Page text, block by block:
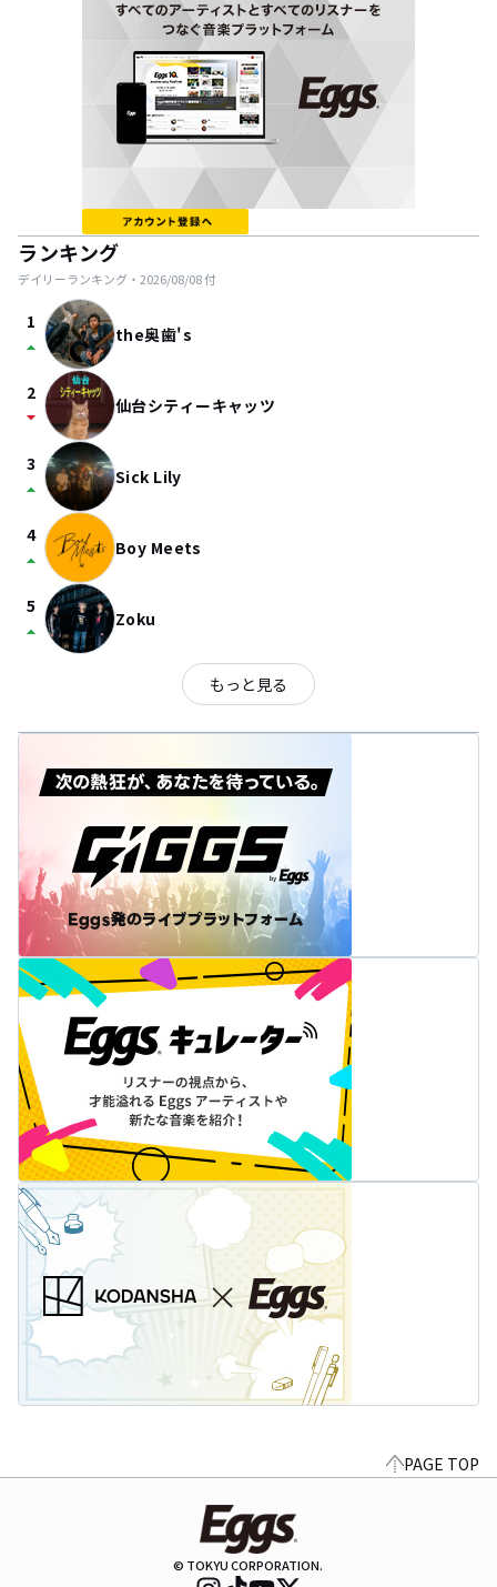
ランキング
デイリーランキング・ 2026/08/08付
1
arrow_drop_up the奥歯's
2
arrow_drop_down 仙台シティーキャッツ
3
arrow_drop_up Sick Lily
4
arrow_drop_up Boy Meets
5
arrow_drop_up Zoku
もっと見る
PAGE TOP
© TOKYU CORPORATION.